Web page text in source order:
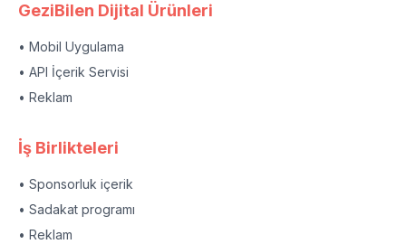
GeziBilen Dijital Ürünleri
• Mobil Uygulama
• API İçerik Servisi
• Reklam
İş Birlikteleri
• Sponsorluk içerik
• Sadakat programı
• Reklam